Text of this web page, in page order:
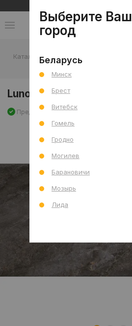
Каталог -
Lunora Pol 60x120 R
Предзаказ Артикул: 0000028937
Выберите Ваш
город
Беларусь
Минск
Брест
Витебск
Гомель
Гродно
Могилев
Барановичи
Мозырь
Лида